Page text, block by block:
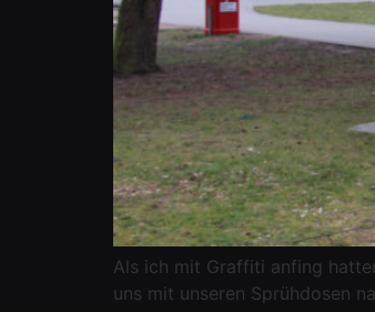
Als ich mit Graffiti anfing
uns mit unseren Sprühdosen